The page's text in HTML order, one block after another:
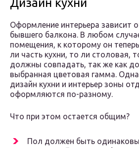
Дизайн кухни
Оформление интерьера зависит
бывшего балкона. В любом
помещения, к которому он
ли часть кухни, то ли столовая,
должны совпадать, так же как
выбранная цветовая гамма.
дизайн кухни и интерьер зоны
оформляются по-разному.
Что при этом остается общим?
Пол должен быть